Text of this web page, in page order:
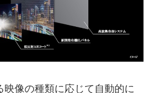
像の種類に応じて自動的に